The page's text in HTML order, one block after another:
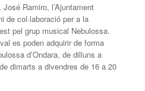
Ramiro, l’Ajuntament
de col·laboració per a la
pel grup musical Nebulossa.
es poden adquirir de forma
d’Ondara, de dilluns a
dimarts a divendres de 16 a 20